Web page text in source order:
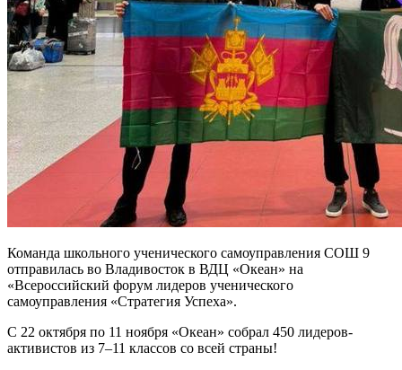
Команда школьного ученического самоуправления СОШ 9
отправилась во Владивосток в ВДЦ «Океан» на
«Всероссийский форум лидеров ученического
самоуправления «Стратегия Успеха».
С 22 октября по 11 ноября «Океан» собрал 450 лидеров-
активистов из 7–11 классов со всей страны!